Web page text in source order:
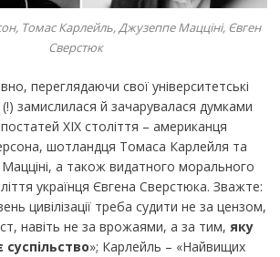
Томас Карлейль, Джузеппе Мацціні, Євген
Сверстюк
переглядаючи свої університетські
замислилася й зачарувалася думками
ХIХ століття – американця
шотландця Томаса Карлейля та
Мацціні, а також видатного морального
українця Євгена Сверстюка. Зважте:
цивілізації треба судити не за цензом,
навіть не за врожаями, а за тим, яку
»; Карлейль – «Найвищих